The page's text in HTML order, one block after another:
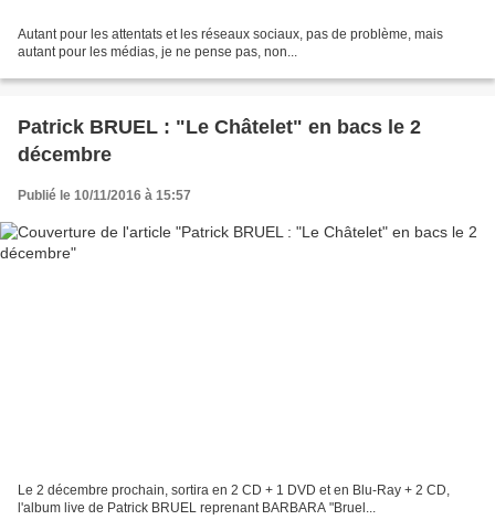
Autant pour les attentats et les réseaux sociaux, pas de problème, mais
autant pour les médias, je ne pense pas, non...
Patrick BRUEL : "Le Châtelet" en bacs le 2
décembre
Publié le 10/11/2016 à 15:57
Le 2 décembre prochain, sortira en 2 CD + 1 DVD et en Blu-Ray + 2 CD,
l'album live de Patrick BRUEL reprenant BARBARA "Bruel...